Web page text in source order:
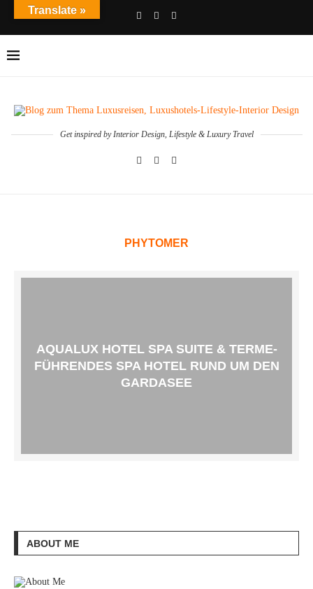
Get inspired by Interior Design, Lifestyle & Luxury Travel
PHYTOMER
AQUALUX HOTEL SPA SUITE & TERME-
FÜHRENDES SPA HOTEL RUND UM DEN
GARDASEE
ABOUT ME
Translate »